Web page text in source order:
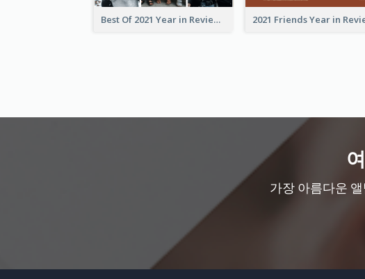
Best Of 2021 Year in Review Photo Book
가장 아름다운